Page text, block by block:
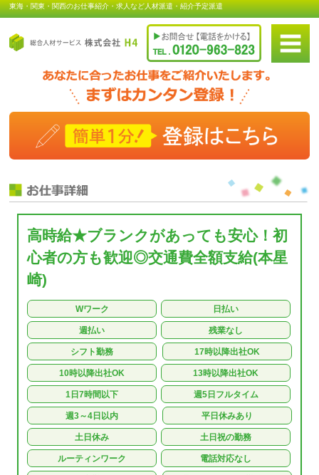
東海・関東・関西のお仕事紹介・求人など人材派遣・紹介予定派遣
高時給★ブランクがあっても安心！初
心者の方も歓迎◎交通費全額支給(本星
崎)
Wワーク 日払い
週払い 残業なし
シフト勤務 17時以降出社OK
10時以降出社OK 13時以降出社OK
1日7時間以下 週5日フルタイム
週3～4日以内 平日休みあり
土日休み 土日祝の勤務
ルーティンワーク 電話対応なし